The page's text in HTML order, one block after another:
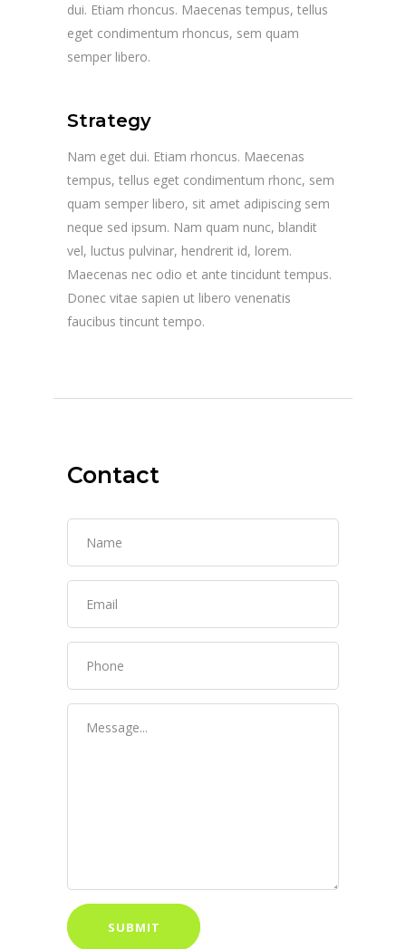
dui. Etiam rhoncus. Maecenas tempus, tellus
eget condimentum rhoncus, sem quam
semper libero.
Strategy
Nam eget dui. Etiam rhoncus. Maecenas
tempus, tellus eget condimentum rhonc, sem
quam semper libero, sit amet adipiscing sem
neque sed ipsum. Nam quam nunc, blandit
vel, luctus pulvinar, hendrerit id, lorem.
Maecenas nec odio et ante tincidunt tempus.
Donec vitae sapien ut libero venenatis
faucibus tincunt tempo.
Contact